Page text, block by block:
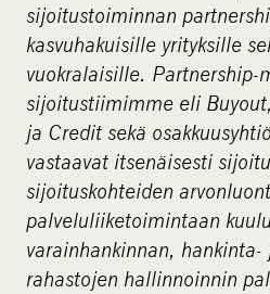
sijoitustoiminnan
kasvuhakuisille yrityksille
vuokralaisille.
sijoitustiimimme eli
ja Credit sekä
vastaavat itsenäisesti
sijoituskohteiden
palveluliiketoimintaan
varainhankinnan,
rahastojen hallinnoinnin